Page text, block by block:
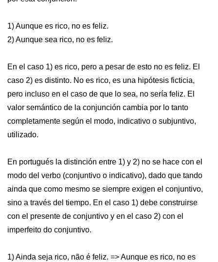
1) Aunque es rico, no es feliz.
2) Aunque sea rico, no es feliz.
En el caso 1) es rico, pero a pesar de esto no es feliz. El
caso 2) es distinto. No es rico, es una hipótesis ficticia,
pero incluso en el caso de que lo sea, no sería feliz. El
valor semántico de la conjunción cambia por lo tanto
completamente según el modo, indicativo o subjuntivo,
utilizado.
En portugués la distinción entre 1) y 2) no se hace con el
modo del verbo (conjuntivo o indicativo), dado que tando
ainda que como mesmo se siempre exigen el conjuntivo,
sino a través del tiempo. En el caso 1) debe construirse
con el presente de conjuntivo y en el caso 2) con el
imperfeito do conjuntivo.
1) Ainda seja rico, não é feliz. => Aunque es rico, no es